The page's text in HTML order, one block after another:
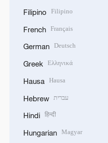
Filipino Filipino
French Français
German Deutsch
Greek Ελληνικά
Hausa Hausa
Hebrew עברית
Hindi हिन्दी
Hungarian Magyar